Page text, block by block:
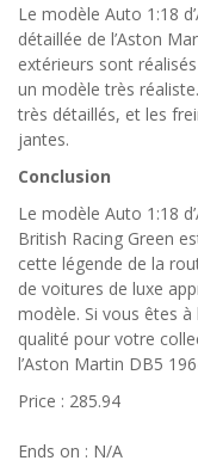
Le modèle Auto 1:18
détaillée de l’Aston
extérieurs sont
un modèle très
très détaillés, et les
jantes.
Conclusion
Le modèle Auto 1:18
British Racing Green
cette légende de la
de voitures de luxe
modèle. Si vous êtes à
qualité pour votre
l’Aston Martin DB5
Price : 285.94
Ends on : N/A